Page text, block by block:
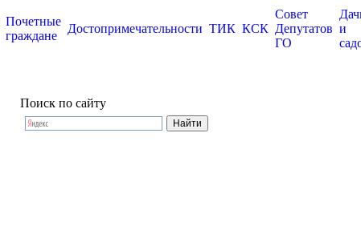
Почетные
граждане
Достопримечательности ТИК КСК
Совет
Депутатов
ГО
и
Поиск по сайту